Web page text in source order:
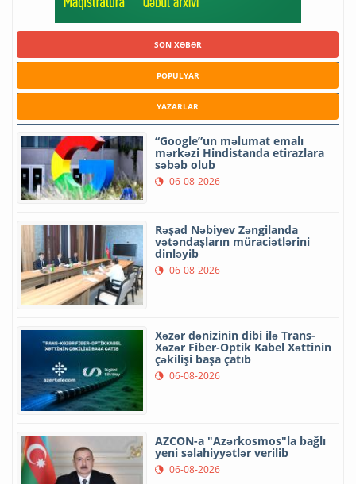
SON XƏBƏR
POPULYAR
YAZARLAR
“Google”un məlumat emalı
mərkəzi Hindistanda etirazlara
səbəb olub
06-08-2026
Rəşad Nəbiyev Zəngilanda
vətəndaşların müraciətlərini
dinləyib
06-08-2026
Xəzər dənizinin dibi ilə Trans-
Xəzər Fiber-Optik Kabel Xəttinin
çəkilişi başa çatıb
06-08-2026
AZCON-a "Azərkosmos"la bağlı
yeni səlahiyyətlər verilib
06-08-2026